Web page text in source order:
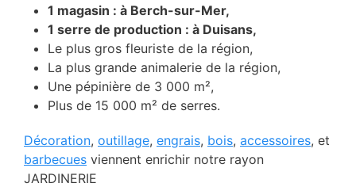
1 magasin : à Berch-sur-Mer,
1 serre de production : à Duisans,
Le plus gros fleuriste de la région,
La plus grande animalerie de la région,
Une pépinière de 3 000 m²,
Plus de 15 000 m² de serres.
Décoration, outillage, engrais, bois, accessoires, et
barbecues viennent enrichir notre rayon
JARDINERIE